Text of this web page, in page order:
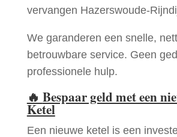
vervangen Hazerswoude-
We garanderen een snelle,
betrouwbare service. Geen
professionele hulp.
🔥 Bespaar geld met een
Ketel
Een nieuwe ketel is een